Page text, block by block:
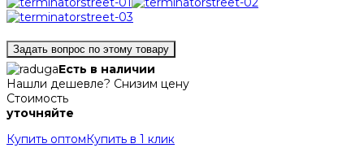
Задать вопрос по этому товару
Есть в наличии
Нашли дешевле? Снизим цену
Стоимость
уточняйте
Купить оптом Купить в 1 клик